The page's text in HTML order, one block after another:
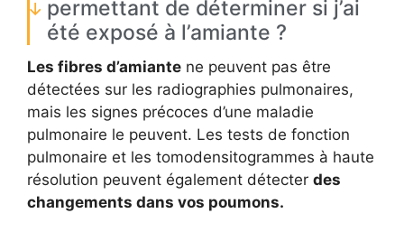
permettant de déterminer si j’ai
été exposé à l’amiante ?
Les fibres d’amiante ne peuvent pas être
détectées sur les radiographies pulmonaires,
mais les signes précoces d’une maladie
pulmonaire le peuvent. Les tests de fonction
pulmonaire et les tomodensitogrammes à haute
résolution peuvent également détecter des
changements dans vos poumons.